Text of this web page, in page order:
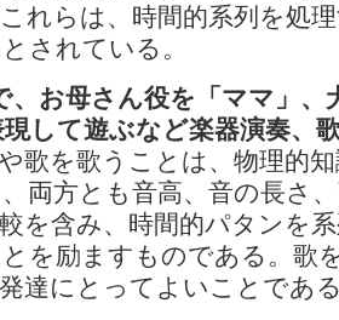
れらは、時間的系列を処
されている。
お母さん役を「ママ」、
して遊ぶなど楽器演奏、
歌を歌うことは、物理的
両方とも音高、音の長さ
を含み、時間的パタンを
を励ますものである。歌
達にとってよいことであ